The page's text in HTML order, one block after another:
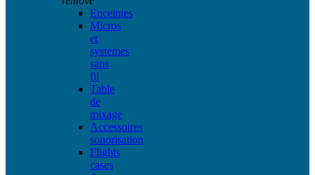
Enceintes
Micros
et
systemes
sans
fil
Table
de
mixage
Accessoires
sonorisation
Flights
cases